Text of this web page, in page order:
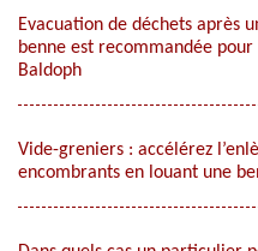
Evacuation de déchets après
benne est recommandée
Baldoph
Vide-greniers : accélérez
encombrants en louant une